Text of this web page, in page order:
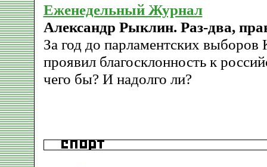
Еженедельный Журнал
Александр Рыклин. Раз-два,
За год до парламентских
проявил благосклонность к
чего бы? И надолго ли?